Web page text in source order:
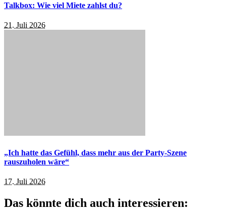
Talkbox: Wie viel Miete zahlst du?
21. Juli 2026
„Ich hatte das Gefühl, dass mehr aus der Party-Szene
rauszuholen wäre“
17. Juli 2026
Das könnte dich auch interessieren: